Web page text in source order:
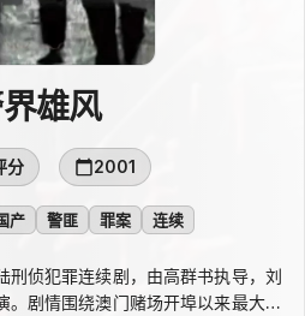
雄风
分 2001
产 警匪 罪案 连续
刑侦犯罪连续剧，由高群书执导，刘
。剧情围绕澳门赌场开埠以来最大的